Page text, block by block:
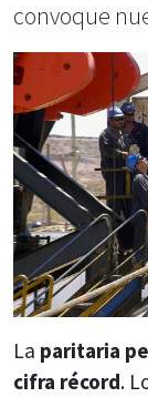
convoque
La paritaria
cifra récord.